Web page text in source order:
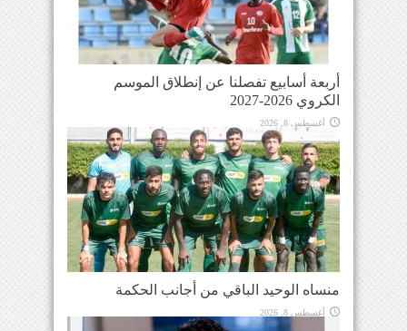
أربعة أسابيع تفصلنا عن إنطلاق الموسم
الكروي 2026-2027
أغسطس 8, 2026
منساه الوحيد الباقي من أجانب الحكمة
أغسطس 8, 2026